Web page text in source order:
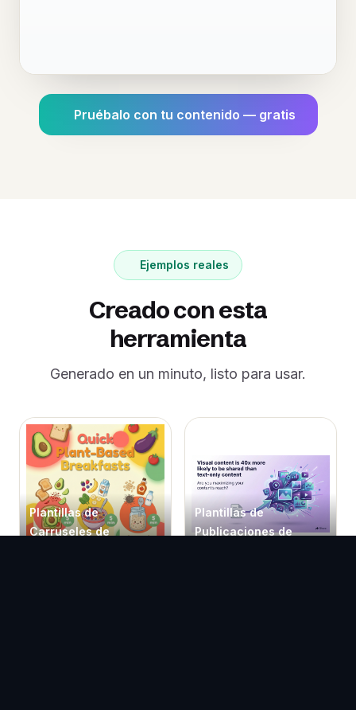
Pruébalo con tu contenido — gratis
Ejemplos reales
Creado con esta
herramienta
Generado en un minuto, listo para usar.
Plantillas de
Carruseles de
Plantillas de
Publicaciones de